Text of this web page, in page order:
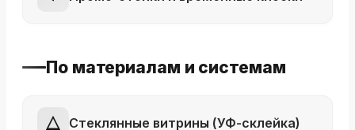
По материалам и системам
Стеклянные витрины (УФ-склейка)